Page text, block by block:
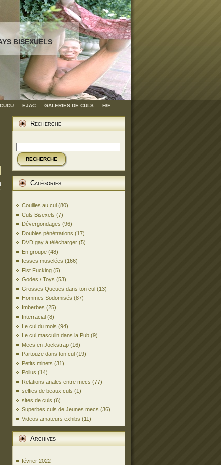
BISEXUELS
EJAC GALERIES DE CULS H/F
Recherche
RECHERCHE
Catégories
Couilles au cul (80)
Culs Bisexels (7)
Dévergondages (96)
Doubles pénétrations (17)
DVD gay à télécharger (5)
En groupe (48)
fesses musclées (166)
Fist Fucking (5)
Godes / Toys (53)
Grosses Queues dans ton cul (13)
Hommes Sodomisés (87)
Imberbes (25)
Interracial (8)
Le cul du mois (94)
Le cul masculin dans la Pub (9)
Mecs en Jockstrap (16)
Partouze dans ton cul (19)
Petits minets (31)
Poilus (14)
Relations anales entre mecs (77)
selfies de beaux culs (1)
sites de culs (6)
Superbes culs de Jeunes mecs (36)
Videos amateurs exhibs (11)
Archives
février 2022